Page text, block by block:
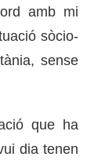
amb mi
sòcio-
sense
que ha
dia tenen